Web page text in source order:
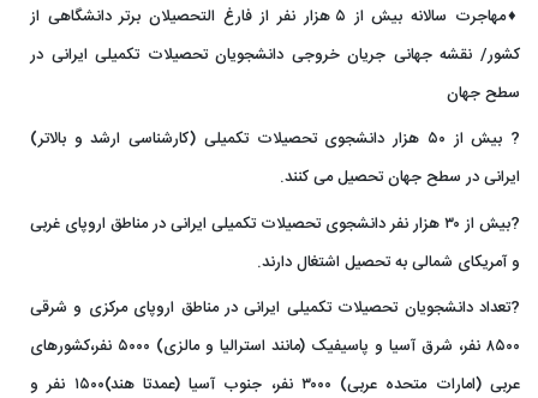
♦️مهاجرت سالانه بیش از ۵ هزار نفر از فارغ التحصیلان برتر دانشگاهی از
کشور/ نقشه جهانی جریان خروجی دانشجویان تحصیلات تکمیلی ایرانی در
سطح جهان
? بیش از ۵۰ هزار دانشجوی تحصیلات تکمیلی (کارشناسی ارشد و بالاتر)
ایرانی در سطح جهان تحصیل می کنند.
?بیش از ۳۰ هزار نفر دانشجوی تحصیلات تکمیلی ایرانی در مناطق اروپای غربی
و آمریکای شمالی به تحصیل اشتغال دارند.
?تعداد دانشجویان تحصیلات تکمیلی ایرانی در مناطق اروپای مرکزی و شرقی
۸۵۰۰ نفر، شرق آسیا و پاسیفیک (مانند استرالیا و مالزی) ۵۰۰۰ نفر،کشورهای
عربی (امارات متحده عربی) ۳۰۰۰ نفر، جنوب آسیا (عمدتا هند)۱۵۰۰ نفر و